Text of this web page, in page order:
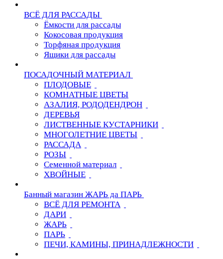
ВСЁ ДЛЯ РАССАДЫ
Ёмкости для рассады
Кокосовая продукция
Торфяная продукция
Ящики для рассады
ПОСАДОЧНЫЙ МАТЕРИАЛ
ПЛОДОВЫЕ
КОМНАТНЫЕ ЦВЕТЫ
АЗАЛИЯ, РОДОДЕНДРОН
ДЕРЕВЬЯ
ЛИСТВЕННЫЕ КУСТАРНИКИ
МНОГОЛЕТНИЕ ЦВЕТЫ
РАССАДА
РОЗЫ
Семенной материал
ХВОЙНЫЕ
Банный магазин ЖАРЬ да ПАРЬ
ВСЁ ДЛЯ РЕМОНТА
ДАРИ
ЖАРЬ
ПАРЬ
ПЕЧИ, КАМИНЫ, ПРИНАДЛЕЖНОСТИ